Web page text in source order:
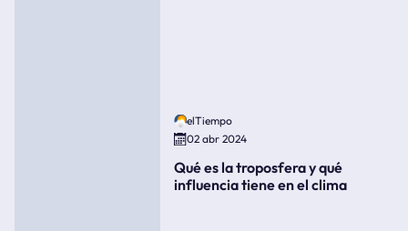
elTiempo
02 abr 2024
Qué es la troposfera y qué
influencia tiene en el clima